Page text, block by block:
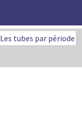
Les tubes par période